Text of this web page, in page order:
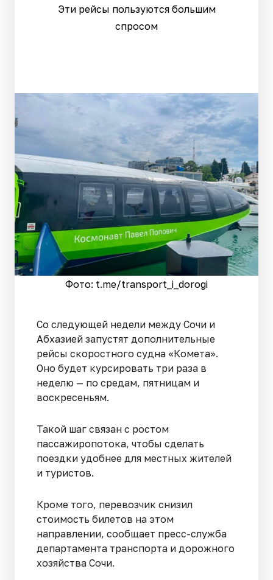
Эти рейсы пользуются большим
спросом
Фото: t.me/transport_i_dorogi
Со следующей недели между Сочи и
Абхазией запустят дополнительные
рейсы скоростного судна «Комета».
Оно будет курсировать три раза в
неделю — по средам, пятницам и
воскресеньям.
Такой шаг связан с ростом
пассажиропотока, чтобы сделать
поездки удобнее для местных жителей
и туристов.
Кроме того, перевозчик снизил
стоимость билетов на этом
направлении, сообщает пресс-служба
департамента транспорта и дорожного
хозяйства Сочи.